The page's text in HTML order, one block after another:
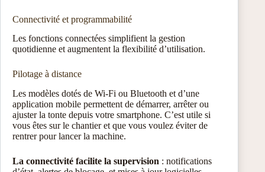
Connectivité et programmabilité
Les fonctions connectées simplifient la gestion
quotidienne et augmentent la flexibilité d’utilisation.
Pilotage à distance
Les modèles dotés de Wi-Fi ou Bluetooth et d’une
application mobile permettent de démarrer, arrêter ou
ajuster la tonte depuis votre smartphone. C’est utile si
vous êtes sur le chantier et que vous voulez éviter de
rentrer pour lancer la machine.
La connectivité facilite la supervision : notifications